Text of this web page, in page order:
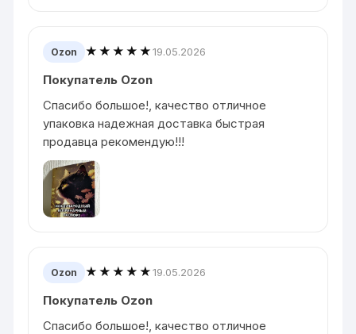
Ozon ★★★★★19.05.2026
Покупатель Ozon
Спасибо большое!, качество отличное
упаковка надежная доставка быстрая
продавца рекомендую!!!
Ozon ★★★★★19.05.2026
Покупатель Ozon
Спасибо большое!, качество отличное